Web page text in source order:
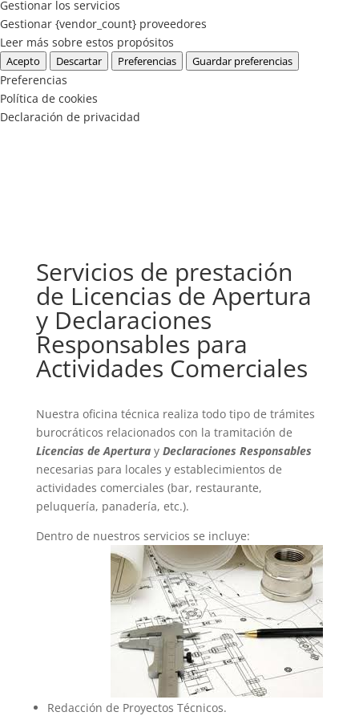
Gestionar los servicios
Gestionar {vendor_count} proveedores
Leer más sobre estos propósitos
Acepto Descartar Preferencias Guardar preferencias
Preferencias
Política de cookies
Declaración de privacidad
Servicios de prestación
de Licencias de Apertura
y Declaraciones
Responsables para
Actividades Comerciales
Nuestra oficina técnica realiza todo tipo de trámites
burocráticos relacionados con la tramitación de
Licencias de Aperturay Declaraciones Responsables
necesarias para locales y establecimientos de
actividades comerciales (bar, restaurante,
peluquería, panadería, etc.).
Dentro de nuestros servicios se incluye:
Redacción de Proyectos Técnicos.